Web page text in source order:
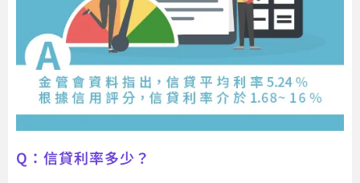
Q：信貸利率多少？